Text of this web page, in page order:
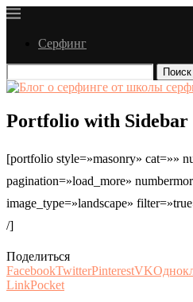
Серфинг
Поиск
Portfolio with Sidebar
[portfolio style=»masonry» cat=»»
pagination=»load_more»
image_type=»landscape»
/]
Поделиться
FacebookTwitterPinterestVK
LinkPocket